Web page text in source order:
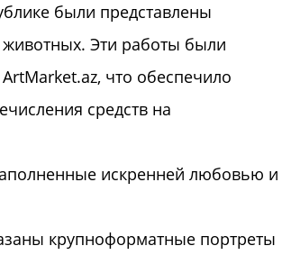
были представлены
животных. Эти работы были
что обеспечило
средств на
искренней любовью и
крупноформатные портреты